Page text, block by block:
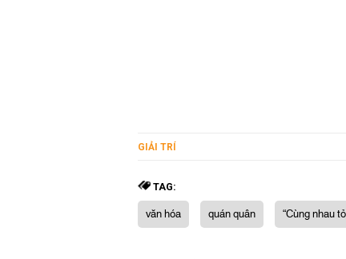
GIẢI TRÍ
TAG:
văn hóa quán quân “Cùng nhau